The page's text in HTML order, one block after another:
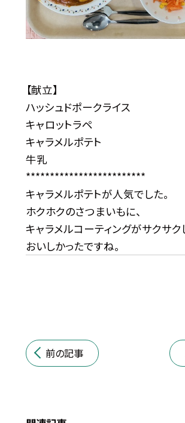
【献立】
ハッシュドポークライス
キャロットラペ
キャラメルポテト
牛乳
*************************
キャラメルポテトが人気でした。
ホクホクのさつまいもに、
キャラメルコーティングがサクサク
おいしかったですね。
前の記事